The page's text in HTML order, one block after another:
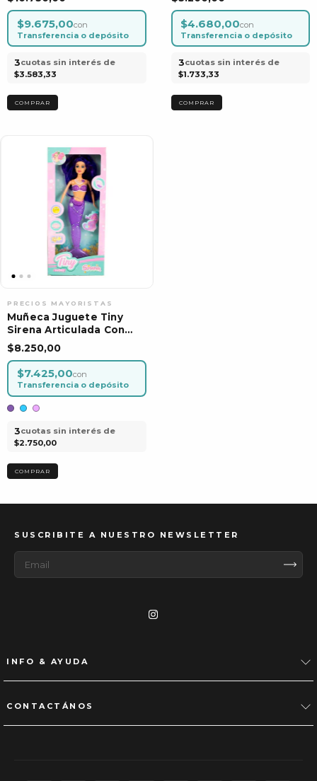
$9.675,00con
Transferencia o depósito
3cuotas sin interés de
$3.583,33
COMPRAR
$4.680,00con
Transferencia o depósito
3cuotas sin interés de
$1.733,33
COMPRAR
Muñeca Juguete Tiny
Sirena Articulada Con
Luces De Colores
$8.250,00
$7.425,00con
Transferencia o depósito
3cuotas sin interés de
$2.750,00
COMPRAR
SUSCRIBITE A NUESTRO NEWSLETTER
INFO & AYUDA
CONTACTÁNOS